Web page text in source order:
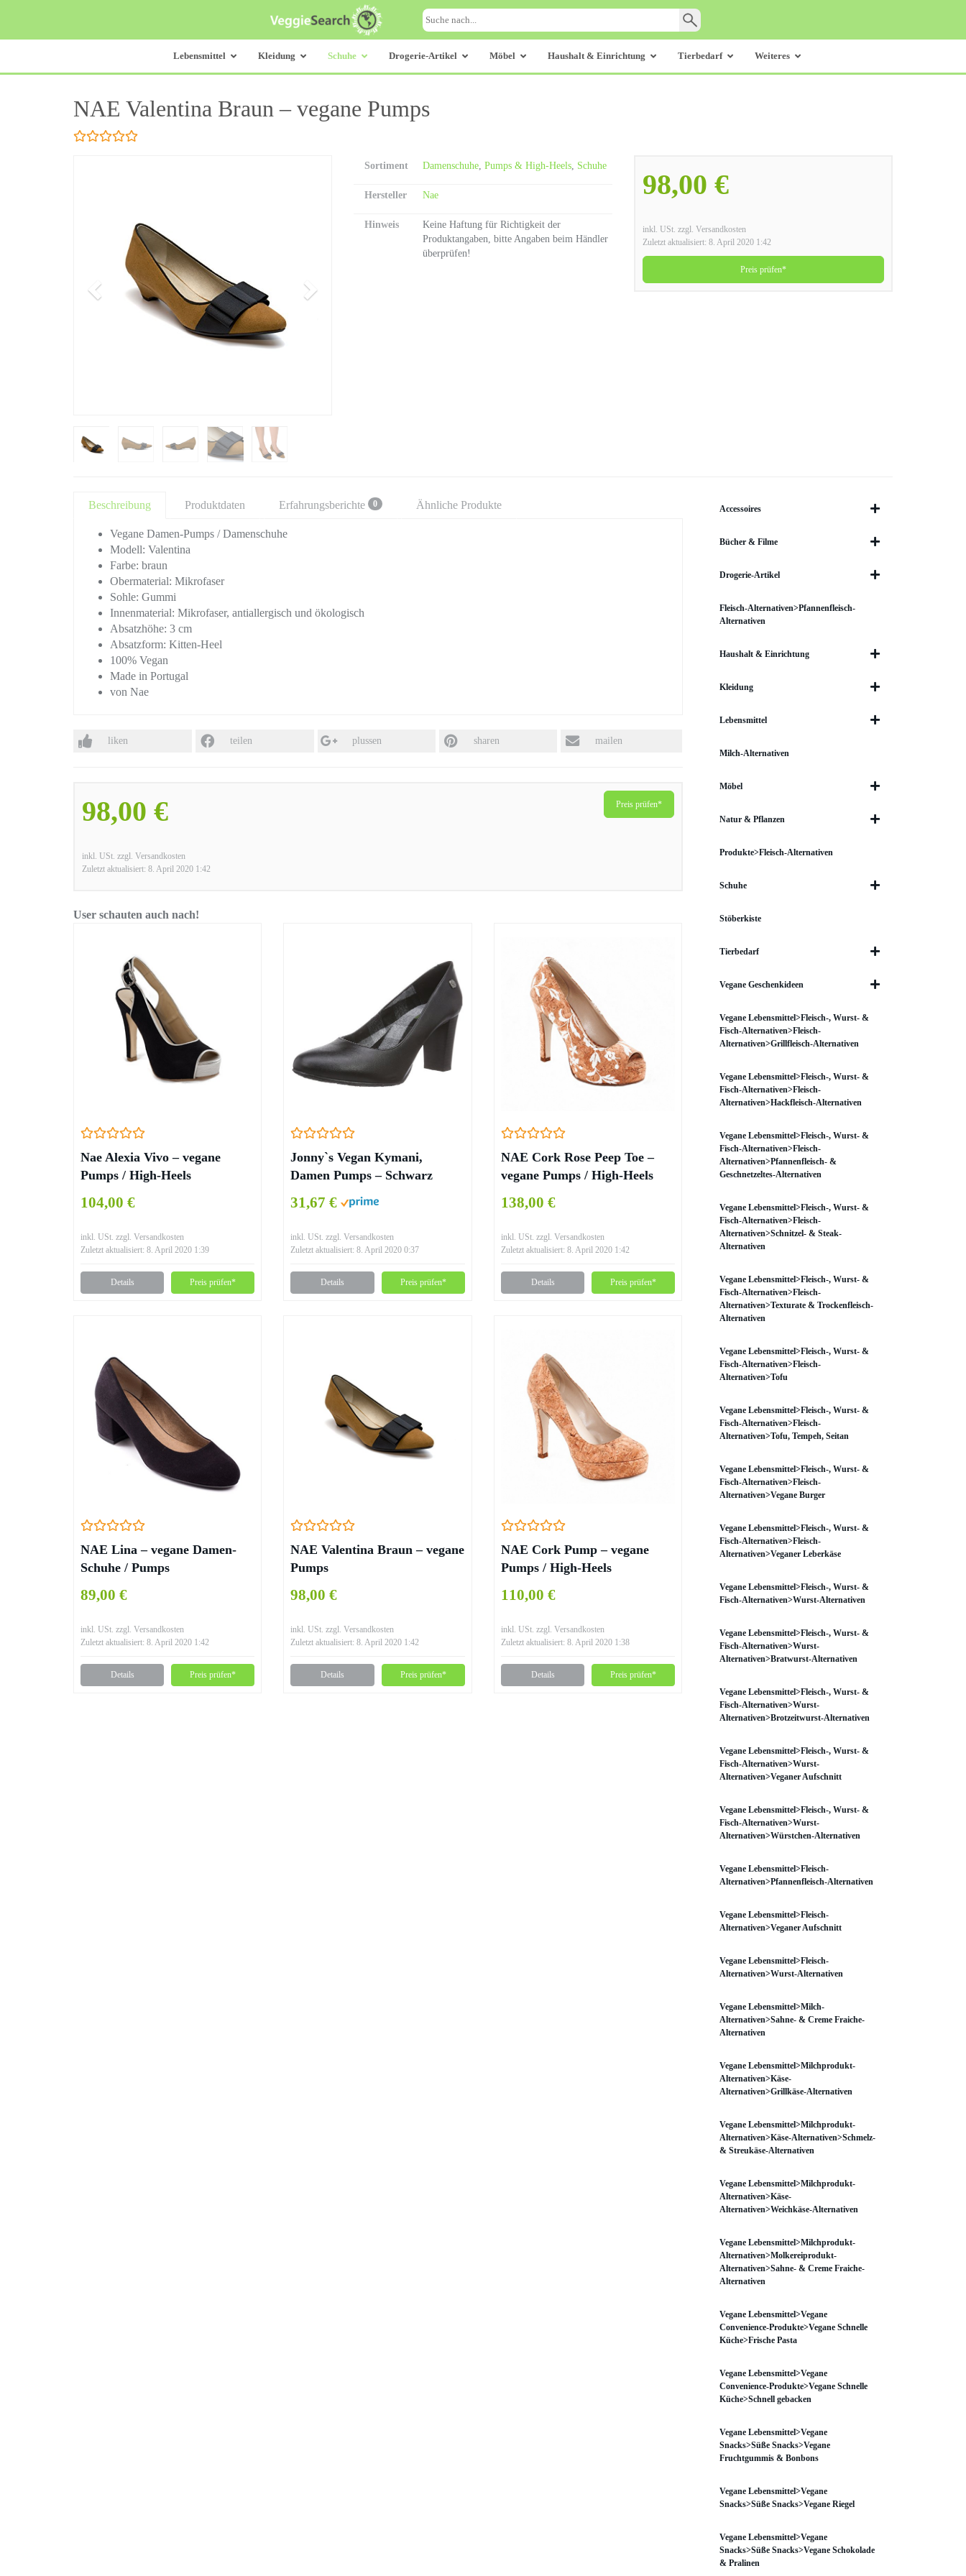
main
Lebensmittel Kleidung Schuhe Drogerie-Artikel Möbel Haushalt & Einrichtung Tierbedarf Weiteres
NAE Valentina Braun – vegane Pumps
98,00 €
inkl. USt. zzgl. Versandkosten
Zuletzt aktualisiert: 8. April 2020 1:42
Preis prüfen*
Sortiment Damenschuhe, Pumps & High-Heels, Schuhe
Hersteller Nae
Hinweis
Keine Haftung für Richtigkeit der
Produktangaben, bitte Angaben beim Händler
überprüfen!
Beschreibung Produktdaten Erfahrungsberichte 0 Ähnliche Produkte
Vegane Damen-Pumps / Damenschuhe
Modell: Valentina
Farbe: braun
Obermaterial: Mikrofaser
Sohle: Gummi
Innenmaterial: Mikrofaser, antiallergisch und ökologisch
Absatzhöhe: 3 cm
Absatzform: Kitten-Heel
100% Vegan
Made in Portugal
von Nae
liken teilen plussen sharen mailen
98,00 €
inkl. USt. zzgl. Versandkosten
Zuletzt aktualisiert: 8. April 2020 1:42
Preis prüfen*
User schauten auch nach!
Nae Alexia Vivo – vegane
Pumps / High-Heels
104,00 €
inkl. USt. zzgl. Versandkosten
Zuletzt aktualisiert: 8. April 2020 1:39
Details Preis prüfen*
Jonny`s Vegan Kymani,
Damen Pumps – Schwarz
31,67 €
inkl. USt. zzgl. Versandkosten
Zuletzt aktualisiert: 8. April 2020 0:37
Details Preis prüfen*
NAE Cork Rose Peep Toe –
vegane Pumps / High-Heels
138,00 €
inkl. USt. zzgl. Versandkosten
Zuletzt aktualisiert: 8. April 2020 1:42
Details Preis prüfen*
NAE Lina – vegane Damen-
Schuhe / Pumps
89,00 €
inkl. USt. zzgl. Versandkosten
Zuletzt aktualisiert: 8. April 2020 1:42
Details Preis prüfen*
NAE Valentina Braun – vegane
Pumps
98,00 €
inkl. USt. zzgl. Versandkosten
Zuletzt aktualisiert: 8. April 2020 1:42
Details Preis prüfen*
NAE Cork Pump – vegane
Pumps / High-Heels
110,00 €
inkl. USt. zzgl. Versandkosten
Zuletzt aktualisiert: 8. April 2020 1:38
Details Preis prüfen*
Accessoires
Bücher & Filme
Drogerie-Artikel
Fleisch-Alternativen>Pfannenfleisch-
Alternativen
Haushalt & Einrichtung
Kleidung
Lebensmittel
Milch-Alternativen
Möbel
Natur & Pflanzen
Produkte>Fleisch-Alternativen
Schuhe
Stöberkiste
Tierbedarf
Vegane Geschenkideen
Vegane Lebensmittel>Fleisch-, Wurst- &
Fisch-Alternativen>Fleisch-
Alternativen>Grillfleisch-Alternativen
Vegane Lebensmittel>Fleisch-, Wurst- &
Fisch-Alternativen>Fleisch-
Alternativen>Hackfleisch-Alternativen
Vegane Lebensmittel>Fleisch-, Wurst- &
Fisch-Alternativen>Fleisch-
Alternativen>Pfannenfleisch- &
Geschnetzeltes-Alternativen
Vegane Lebensmittel>Fleisch-, Wurst- &
Fisch-Alternativen>Fleisch-
Alternativen>Schnitzel- & Steak-
Alternativen
Vegane Lebensmittel>Fleisch-, Wurst- &
Fisch-Alternativen>Fleisch-
Alternativen>Texturate & Trockenfleisch-
Alternativen
Vegane Lebensmittel>Fleisch-, Wurst- &
Fisch-Alternativen>Fleisch-
Alternativen>Tofu
Vegane Lebensmittel>Fleisch-, Wurst- &
Fisch-Alternativen>Fleisch-
Alternativen>Tofu, Tempeh, Seitan
Vegane Lebensmittel>Fleisch-, Wurst- &
Fisch-Alternativen>Fleisch-
Alternativen>Vegane Burger
Vegane Lebensmittel>Fleisch-, Wurst- &
Fisch-Alternativen>Fleisch-
Alternativen>Veganer Leberkäse
Vegane Lebensmittel>Fleisch-, Wurst- &
Fisch-Alternativen>Wurst-Alternativen
Vegane Lebensmittel>Fleisch-, Wurst- &
Fisch-Alternativen>Wurst-
Alternativen>Bratwurst-Alternativen
Vegane Lebensmittel>Fleisch-, Wurst- &
Fisch-Alternativen>Wurst-
Alternativen>Brotzeitwurst-Alternativen
Vegane Lebensmittel>Fleisch-, Wurst- &
Fisch-Alternativen>Wurst-
Alternativen>Veganer Aufschnitt
Vegane Lebensmittel>Fleisch-, Wurst- &
Fisch-Alternativen>Wurst-
Alternativen>Würstchen-Alternativen
Vegane Lebensmittel>Fleisch-
Alternativen>Pfannenfleisch-Alternativen
Vegane Lebensmittel>Fleisch-
Alternativen>Veganer Aufschnitt
Vegane Lebensmittel>Fleisch-
Alternativen>Wurst-Alternativen
Vegane Lebensmittel>Milch-
Alternativen>Sahne- & Creme Fraiche-
Alternativen
Vegane Lebensmittel>Milchprodukt-
Alternativen>Käse-
Alternativen>Grillkäse-Alternativen
Vegane Lebensmittel>Milchprodukt-
Alternativen>Käse-Alternativen>Schmelz-
& Streukäse-Alternativen
Vegane Lebensmittel>Milchprodukt-
Alternativen>Käse-
Alternativen>Weichkäse-Alternativen
Vegane Lebensmittel>Milchprodukt-
Alternativen>Molkereiprodukt-
Alternativen>Sahne- & Creme Fraiche-
Alternativen
Vegane Lebensmittel>Vegane
Convenience-Produkte>Vegane Schnelle
Küche>Frische Pasta
Vegane Lebensmittel>Vegane
Convenience-Produkte>Vegane Schnelle
Küche>Schnell gebacken
Vegane Lebensmittel>Vegane
Snacks>Süße Snacks>Vegane
Fruchtgummis & Bonbons
Vegane Lebensmittel>Vegane
Snacks>Süße Snacks>Vegane Riegel
Vegane Lebensmittel>Vegane
Snacks>Süße Snacks>Vegane Schokolade
& Pralinen